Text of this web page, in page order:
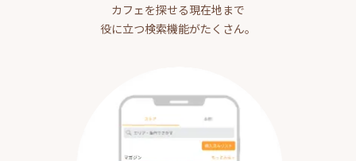
カフェを探せる現在地まで
役に立つ検索機能がたくさん。